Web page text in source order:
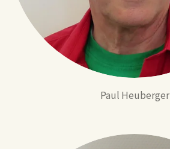
Paul Heuberger